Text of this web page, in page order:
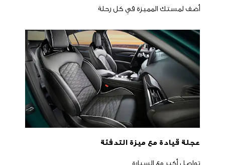
أضف لمستك المميزة في كل رحلة
عجلة قيادة مع ميزة التدفئة
تواصل أكبر مع السيارة